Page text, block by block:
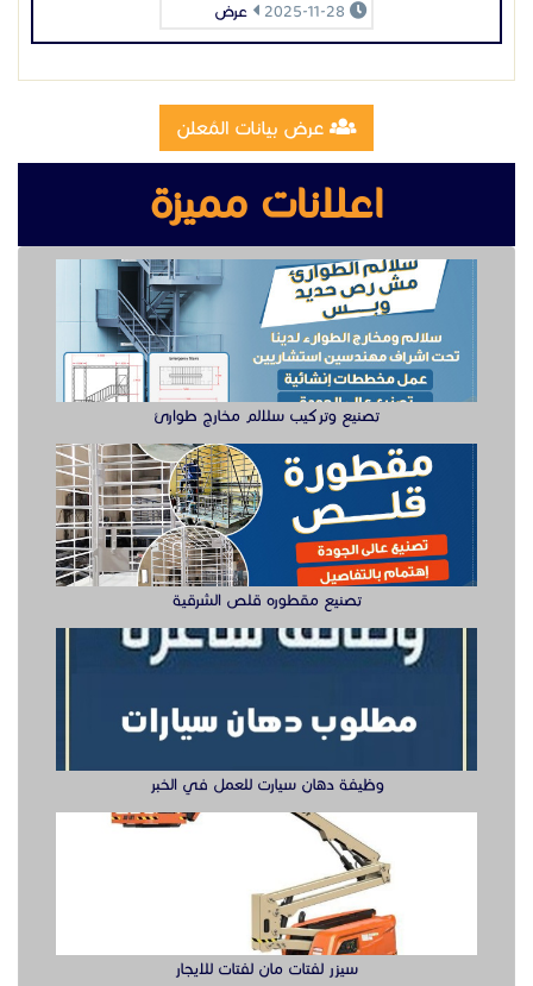
عرض
عرض بيانات المُعلن
اعلانات مميزة
تصنيع وتركيب سلالم مخارج طوارئ
تصنيع مقطوره قلص الشرقية
وظيفة دهان سيارت للعمل في الخبر
سيزر لفتات مان لفتات للايجار